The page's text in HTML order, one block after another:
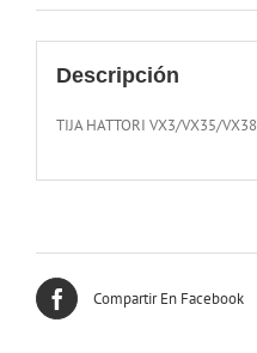
Descripción
TIJA HATTORI VX3/VX35/VX38
Compartir En Facebook